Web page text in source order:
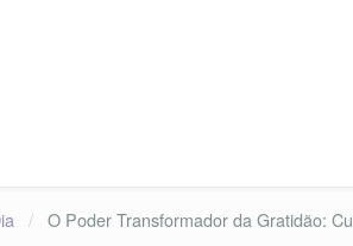
/ O Poder Transformador da Gratidão: